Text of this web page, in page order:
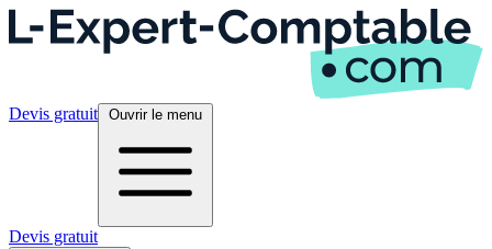
Devis gratuit Ouvrir le menu
Devis gratuit